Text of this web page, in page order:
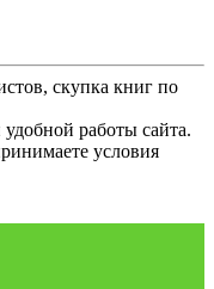
скупка книг по
работы сайта.
условия